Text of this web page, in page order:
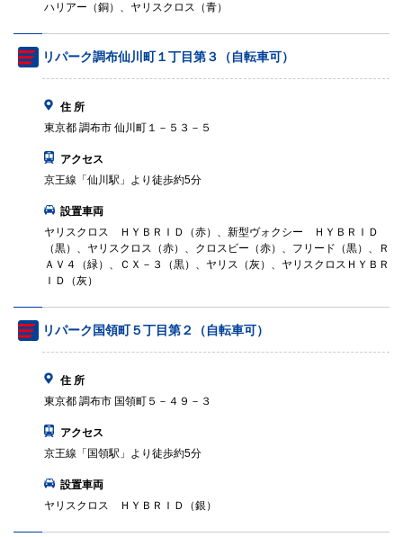
ハリアー（銅）、ヤリスクロス（青）
リパーク調布仙川町１丁目第３（自転車可）
住 所
東京都 調布市 仙川町１－５３－５
アクセス
京王線「仙川駅」より徒歩約5分
設置車両
ヤリスクロス ＨＹＢＲＩＤ（赤）、新型ヴォクシー ＨＹＢＲＩＤ
（黒）、ヤリスクロス（赤）、クロスビー（赤）、フリード（黒）、Ｒ
ＡＶ４（緑）、ＣＸ－３（黒）、ヤリス（灰）、ヤリスクロスＨＹＢＲ
ＩＤ（灰）
リパーク国領町５丁目第２（自転車可）
住 所
東京都 調布市 国領町５－４９－３
アクセス
京王線「国領駅」より徒歩約5分
設置車両
ヤリスクロス ＨＹＢＲＩＤ（銀）